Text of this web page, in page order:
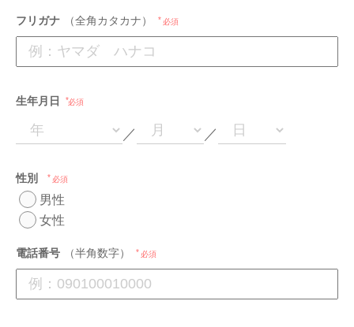
フリガナ （全角カタカナ） 必須
生年月日 必須
／ ／
性別 必須
男性
女性
電話番号 （半角数字） 必須